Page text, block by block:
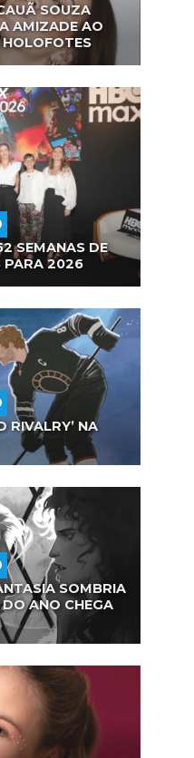
SOUZA
AMIZADE AO
SEMANAS DE
PARA 2026
RIVALRY’ NA
SOMBRIA
ANO CHEGA